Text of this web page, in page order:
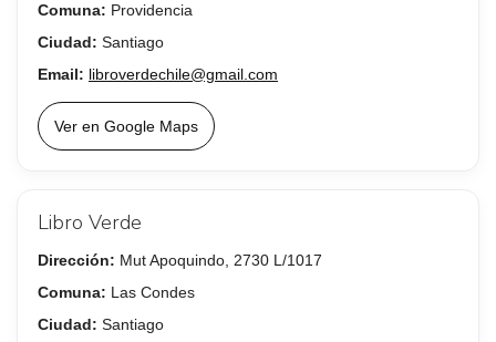
Comuna: Providencia
Ciudad: Santiago
Email: libroverdechile@gmail.com
Ver en Google Maps
Libro Verde
Dirección: Mut Apoquindo, 2730 L/1017
Comuna: Las Condes
Ciudad: Santiago